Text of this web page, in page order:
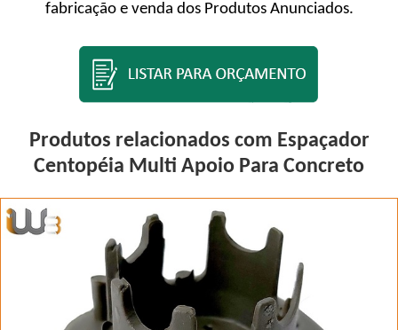
fabricação e venda dos Produtos Anunciados.
Produtos relacionados com Espaçador
Centopéia Multi Apoio Para Concreto